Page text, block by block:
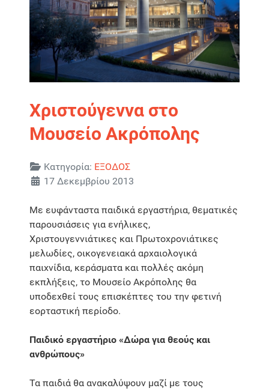
Χριστούγεννα στο
Μουσείο Ακρόπολης
Λεπτομέρειες
Κατηγορία: ΕΞΟΔΟΣ
17 Δεκεμβρίου 2013
Με ευφάνταστα παιδικά εργαστήρια, θεματικές
παρουσιάσεις για ενήλικες,
Χριστουγεννιάτικες και Πρωτοχρονιάτικες
μελωδίες, οικογενειακά αρχαιολογικά
παιχνίδια, κεράσματα και πολλές ακόμη
εκπλήξεις, το Μουσείο Ακρόπολης θα
υποδεχθεί τους επισκέπτες του την φετινή
εορταστική περίοδο.
Παιδικό εργαστήριο «Δώρα για θεούς και
ανθρώπους»
Τα παιδιά θα ανακαλύψουν μαζί με τους